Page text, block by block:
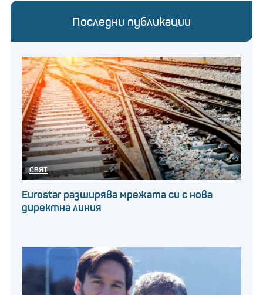
Последни публикации
СВЯТ
Eurostar разширява мрежата си с нова
директна линия